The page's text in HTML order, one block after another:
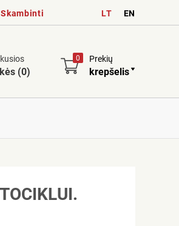
Skambinti LT EN
(0)
0 Prekių
krepšelis